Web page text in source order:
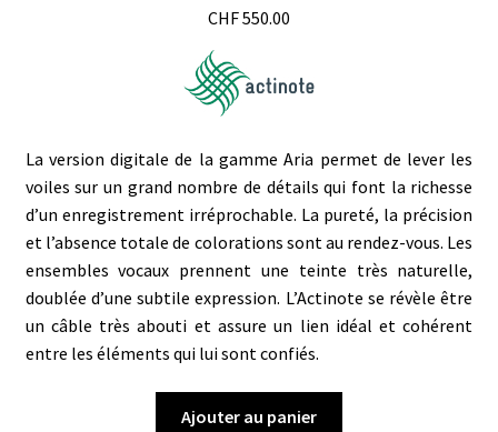
CHF550.00
La version digitale de la gamme Aria permet de lever les
voiles sur un grand nombre de détails qui font la richesse
d’un enregistrement irréprochable. La pureté, la précision
et l’absence totale de colorations sont au rendez-vous. Les
ensembles vocaux prennent une teinte très naturelle,
doublée d’une subtile expression. L’Actinote se révèle être
un câble très abouti et assure un lien idéal et cohérent
entre les éléments qui lui sont confiés.
Ajouter au panier